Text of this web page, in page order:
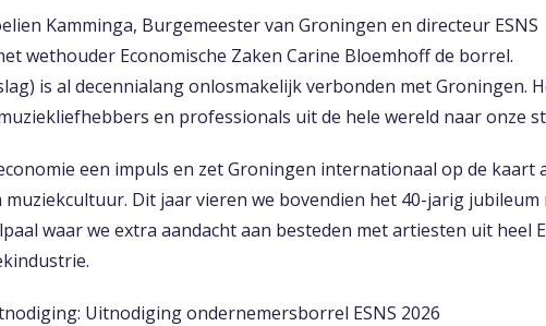
Kamminga, Burgemeester van Groningen en directeur ESNS
wethouder Economische Zaken Carine Bloemhoff de borrel.
is al decennialang onlosmakelijk verbonden met Groningen.
en professionals uit de hele wereld naar onze
een impuls en zet Groningen internationaal op de kaart
Dit jaar vieren we bovendien het 40-jarig jubileum
waar we extra aandacht aan besteden met artiesten uit heel
Uitnodiging ondernemersborrel ESNS 2026